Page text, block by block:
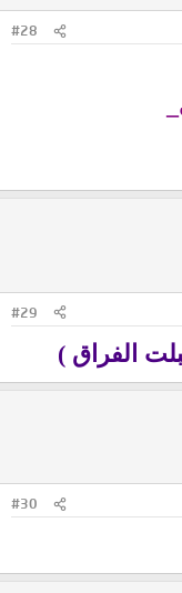
#28
#29
الفراق )
#30